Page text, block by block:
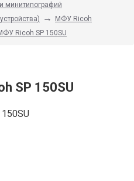
минитипографий
МФУ Ricoh
Ricoh SP 150SU
SP 150SU